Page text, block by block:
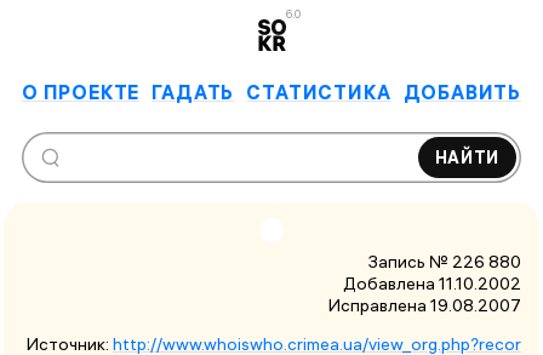
6.0
О ПРОЕКТЕ ГАДАТЬ СТАТИСТИКА ДОБАВИТЬ
НАЙТИ
Запись № 226 880
Добавлена 11.10.2002
Исправлена 19.08.2007
Источник: http://www.whoiswho.crimea.ua/view_org.php?recor